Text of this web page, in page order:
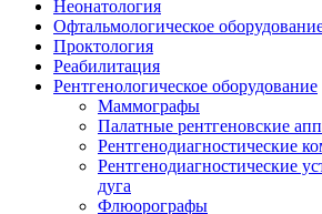
Неонатология
Офтальмологическое
Проктология
Реабилитация
Рентгенологическое оборудование
Маммографы
Палатные рентгеновские
Рентгенодиагностические
Рентгенодиагностические
дуга
Флюорографы